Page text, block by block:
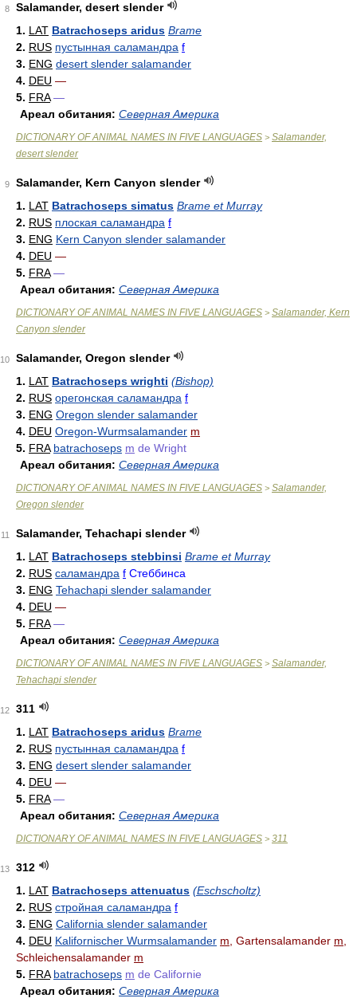
8
Salamander, desert slender
1. LAT Batrachoseps aridus Brame
2. RUS пустынная саламандра f
3. ENG desert slender salamander
4. DEU —
5. FRA —
Ареал обитания: Северная Америка
DICTIONARY OF ANIMAL NAMES IN FIVE LANGUAGES > Salamander,
desert slender
9
Salamander, Kern Canyon slender
1. LAT Batrachoseps simatus Brame et Murray
2. RUS плоская саламандра f
3. ENG Kern Canyon slender salamander
4. DEU —
5. FRA —
Ареал обитания: Северная Америка
DICTIONARY OF ANIMAL NAMES IN FIVE LANGUAGES > Salamander, Kern
Canyon slender
10
Salamander, Oregon slender
1. LAT Batrachoseps wrighti (Bishop)
2. RUS орегонская саламандра f
3. ENG Oregon slender salamander
4. DEU Oregon-Wurmsalamander m
5. FRA batrachoseps m de Wright
Ареал обитания: Северная Америка
DICTIONARY OF ANIMAL NAMES IN FIVE LANGUAGES > Salamander,
Oregon slender
11
Salamander, Tehachapi slender
1. LAT Batrachoseps stebbinsi Brame et Murray
2. RUS саламандра f Стеббинса
3. ENG Tehachapi slender salamander
4. DEU —
5. FRA —
Ареал обитания: Северная Америка
DICTIONARY OF ANIMAL NAMES IN FIVE LANGUAGES > Salamander,
Tehachapi slender
12
311
1. LAT Batrachoseps aridus Brame
2. RUS пустынная саламандра f
3. ENG desert slender salamander
4. DEU —
5. FRA —
Ареал обитания: Северная Америка
DICTIONARY OF ANIMAL NAMES IN FIVE LANGUAGES > 311
13
312
1. LAT Batrachoseps attenuatus (Eschscholtz)
2. RUS стройная саламандра f
3. ENG California slender salamander
4. DEU Kalifornischer Wurmsalamander m , Gartensalamander m
Schleichensalamander m
5. FRA batrachoseps m de Californie
Ареал обитания: Северная Америка